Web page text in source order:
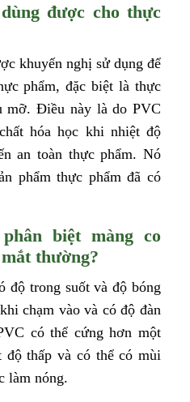
được cho thực
khuyến nghị sử dụng để
phẩm, đặc biệt là thực
mỡ. Điều này là do PVC
hóa học khi nhiệt độ
an toàn thực phẩm. Nó
phẩm thực phẩm đã có
biệt màng co
thường?
độ trong suốt và độ bóng
chạm vào và có độ đàn
có thể cứng hơn một
thấp và có thể có mùi
làm nóng.